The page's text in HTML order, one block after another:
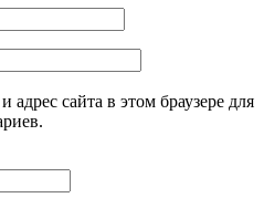
сайта в этом браузере для